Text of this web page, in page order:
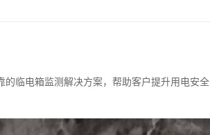
临电箱监测解决方案，帮助客户提升用电安全